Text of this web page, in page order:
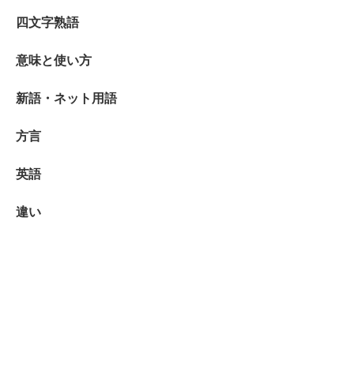
四文字熟語
意味と使い方
新語・ネット用語
方言
英語
違い